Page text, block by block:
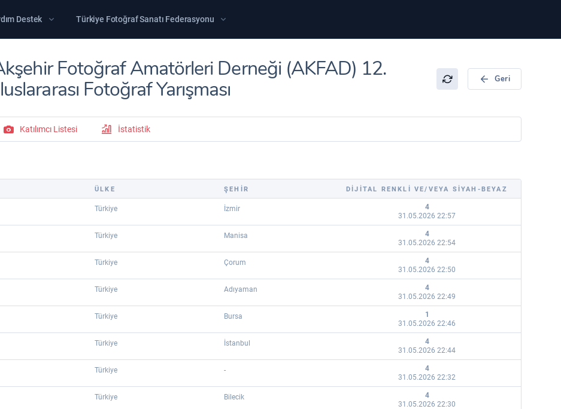
Destek Türkiye Fotoğraf Sanatı Federasyonu
Fotoğraf Amatörleri Derneği (AKFAD) 12.
Fotoğraf Yarışması
Geri
Katılımcı Listesi İstatistik
ÜLKE ŞEHİR DIJITAL RENKLI VE/VEYA SIYAH-BEYAZ
Türkiye İzmir
4
31.05.2026 22:57
Türkiye Manisa
4
31.05.2026 22:54
Türkiye Çorum
4
31.05.2026 22:50
Türkiye Adıyaman
4
31.05.2026 22:49
Türkiye Bursa
1
31.05.2026 22:46
Türkiye İstanbul
4
31.05.2026 22:44
Türkiye -
4
31.05.2026 22:32
Türkiye Bilecik
4
31.05.2026 22:30